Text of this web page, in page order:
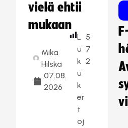
vielä ehtii
mukaan
Mika
Hilska
07.08.
2026
L
u
k
u
k
er
t
oj
5
7
2